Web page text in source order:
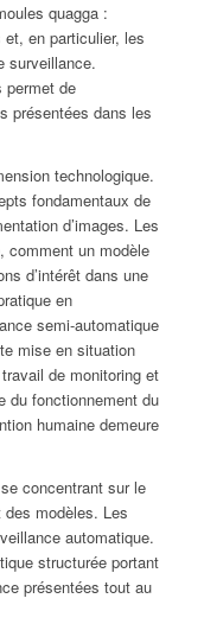
quagga :
en particulier, les
surveillance.
permet de
présentées dans les
technologique.
fondamentaux de
d’images. Les
comment un modèle
d’intérêt dans une
en
semi-automatique
mise en situation
de monitoring et
du fonctionnement du
humaine demeure
concentrant sur le
des modèles. Les
automatique.
structurée portant
présentées tout au